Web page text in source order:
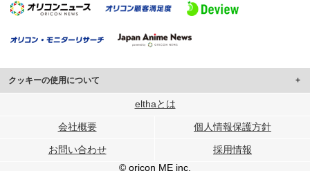
クッキーの使用について
このサイトでは Cookie を使用して、ユーザーに合わせたコンテンツや広告の
行っています。
メディアや広告配信、データ解析の各パートナーに提供しています。
各パートナーは、この情報とユーザーが各パートナーに提供した他の情報や、
elthaとは
会社概要 個人情報保護方針
お問い合わせ
採用情報
© oricon ME inc.